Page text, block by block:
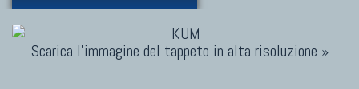
Scarica l'immagine del tappeto in alta risoluzione »